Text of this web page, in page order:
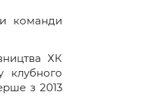
команди
ХК
клубного
з 2013